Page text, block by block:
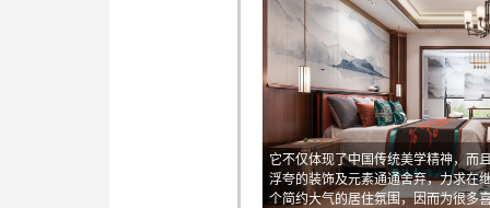
它不仅体现了中国传统美学精神，而
浮夸的装饰及元素通通舍弃，力求在
个简约大气的居住氛围，因而为很多